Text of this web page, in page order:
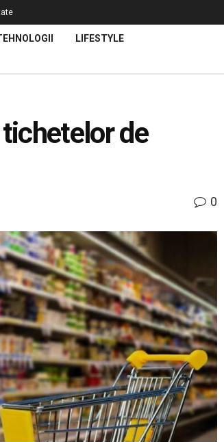
LIFESTYLE
de
0